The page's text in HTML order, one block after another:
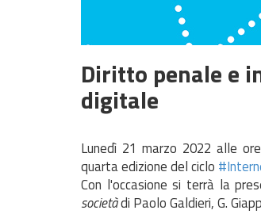
Diritto penale e
digitale
Lunedì 21 marzo 2022 alle
quarta edizione del ciclo
Con l'occasione si terrà la
societàdi Paolo Galdieri, G.